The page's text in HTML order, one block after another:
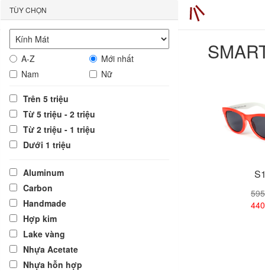
TÙY CHỌN
A-Z
Mới nhất
Nam
Nữ
Trên 5 triệu
Từ 5 triệu - 2 triệu
Từ 2 triệu - 1 triệu
Dưới 1 triệu
Aluminum
Carbon
Handmade
Hợp kim
Lake vàng
Nhựa Acetate
Nhựa hỗn hợp